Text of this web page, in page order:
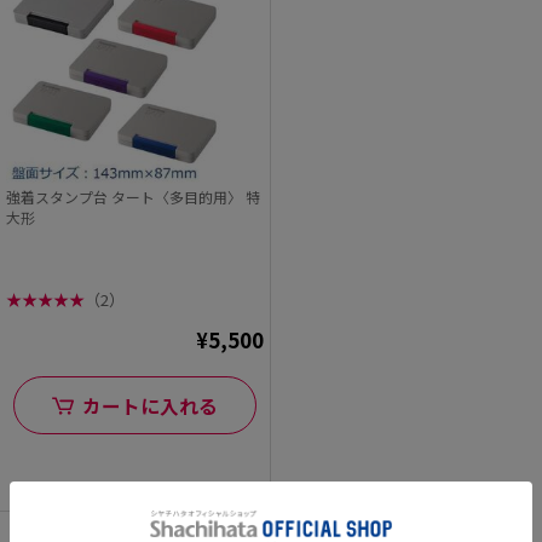
強着スタンプ台 タート〈多目的用〉 特
大形
★★★★★ （2）
¥5,500
カートに入れる